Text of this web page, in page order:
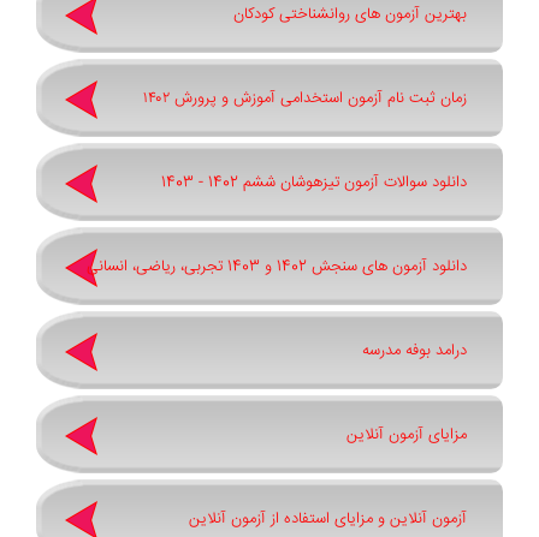
بهترین آزمون های روانشناختی کودکان
زمان ثبت نام آزمون استخدامی آموزش و پرورش ۱۴۰۲
دانلود سوالات آزمون تیزهوشان ششم 1402 - 1403
دانلود آزمون های سنجش 1402 و 1403 تجربی، ریاضی، انسانی
درامد بوفه مدرسه
مزایای آزمون آنلاین
آزمون آنلاین و مزایای استفاده از آزمون آنلاین